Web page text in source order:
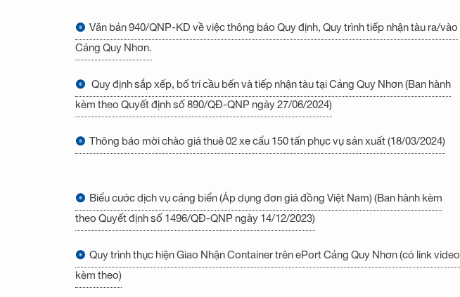
Văn bản 940/QNP-KD về việc thông báo Quy định, Quy trình tiếp nhận tàu ra/vào
Cảng Quy Nhơn.
Quy định sắp xếp, bố trí cầu bến và tiếp nhận tàu tại Cảng Quy Nhơn (Ban hành
kèm theo Quyết định số 890/QĐ-QNP ngày 27/06/2024)
Thông báo mời chào giá thuê 02 xe cẩu 150 tấn phục vụ sản xuất (18/03/2024)
Biểu cước dịch vụ cảng biển (Áp dụng đơn giá đồng Việt Nam) (Ban hành kèm
theo Quyết định số 1496/QĐ-QNP ngày 14/12/2023)
Quy trình thực hiện Giao Nhận Container trên ePort Cảng Quy Nhơn (có link video
kèm theo)